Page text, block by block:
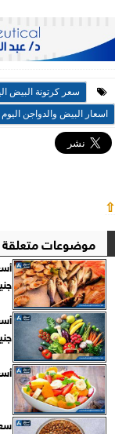
سعر كرتونة البيض
اسعار البيض والدواجن اليوم
⇧
موضوعات متعلقة